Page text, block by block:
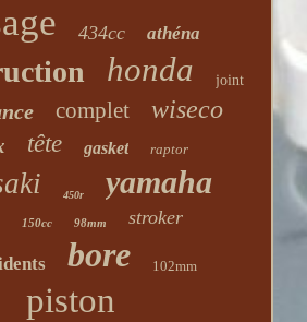
434cc athéna
honda joint
complet wiseco
tête gasket raptor
450r yamaha
150cc 98mm stroker
bore 102mm
piston